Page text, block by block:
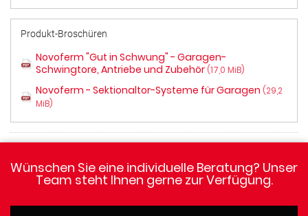
Produkt-Broschüren
Novoferm "Gut in Schwung" - Garagen-
Schwingtore, Antriebe und Zubehör (17,0 MiB)
Novoferm - Sektionaltor-Systeme für Garagen (29,2
MiB)
Wünschen Sie eine individuelle Beratung? Unser
Team steht Ihnen gerne zur Verfügung.